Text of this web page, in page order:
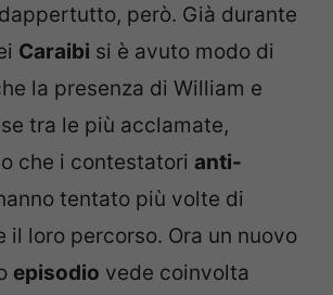
però. Già durante
Caraibi si è avuto modo di
la presenza di William e
tra le più acclamate,
che i contestatori anti-
tentato più volte di
il loro percorso. Ora un nuovo
episodio vede coinvolta